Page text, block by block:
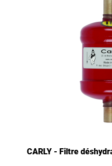
CARLY - Filtre